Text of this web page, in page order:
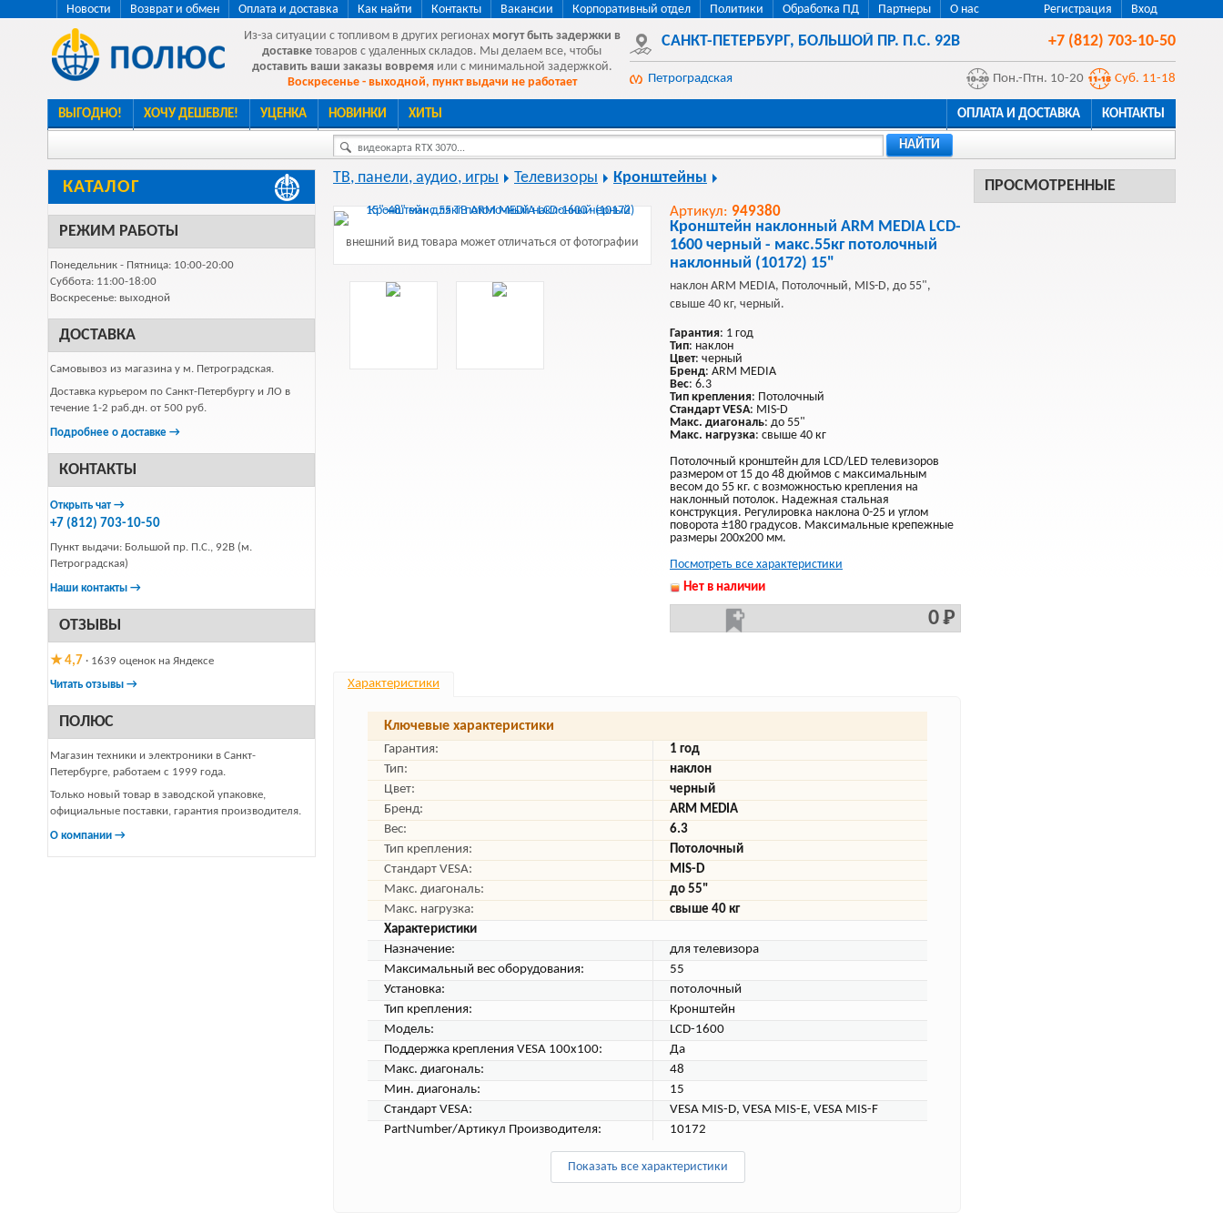
Регистрация Вход
Новости Возврат и обмен Оплата и доставка Как найти Контакты Вакансии Корпоративный отдел Политики Обработка ПД Партнеры
О нас
Из-за ситуации с топливом в других регионах могут быть задержки в
доставке товаров с удаленных складов. Мы делаем все, чтобы
доставить ваши заказы вовремя или с минимальной задержкой.
Воскресенье - выходной, пункт выдачи не работает
САНКТ-ПЕТЕРБУРГ, БОЛЬШОЙ ПР. П.С. 92В +7 (812) 703-10-50
Петроградская Пон.-Птн. 10-20 Суб. 11-18
ВЫГОДНО! ХОЧУ ДЕШЕВЛЕ! УЦЕНКА НОВИНКИ ХИТЫ ОПЛАТА И ДОСТАВКА КОНТАКТЫ
видеокарта RTX 3070... НАЙТИ
КАТАЛОГ
РЕЖИМ РАБОТЫ
Понедельник - Пятница: 10:00-20:00
Суббота: 11:00-18:00
Воскресенье: выходной
ДОСТАВКА
Самовывоз из магазина у м. Петроградская.
Доставка курьером по Санкт-Петербургу и ЛО в
течение 1-2 раб.дн. от 500 руб.
Подробнее о доставке →
КОНТАКТЫ
Открыть чат →
+7 (812) 703-10-50
Пункт выдачи: Большой пр. П.С., 92В (м.
Петроградская)
Наши контакты →
ОТЗЫВЫ
★ 4,7 · 1639 оценок на Яндексе
Читать отзывы →
ПОЛЮС
Магазин техники и электроники в Санкт-
Петербурге, работаем с 1999 года.
Только новый товар в заводской упаковке,
официальные поставки, гарантия производителя.
О компании →
ПРОСМОТРЕННЫЕ
ТВ, панели, аудио, игры Телевизоры Кронштейны
внешний вид товара может отличаться от фотографии
Артикул: 949380
Кронштейн наклонный ARM MEDIA LCD-
1600 черный - макс.55кг потолочный
наклонный (10172) 15"
наклон ARM MEDIA, Потолочный, MIS-D, до 55",
свыше 40 кг, черный.
Гарантия: 1 год
Тип: наклон
Цвет: черный
Бренд: ARM MEDIA
Вес: 6.3
Тип крепления: Потолочный
Стандарт VESA: MIS-D
Макс. диагональ: до 55"
Макс. нагрузка: свыше 40 кг
Потолочный кронштейн для LCD/LED телевизоров
размером от 15 до 48 дюймов с максимальным
весом до 55 кг. с возможностью крепления на
наклонный потолок. Надежная стальная
конструкция. Регулировка наклона 0-25 и углом
поворота ±180 градусов. Максимальные крепежные
размеры 200х200 мм.
Посмотреть все характеристики
Нет в наличии
0 Р
Характеристики
Ключевые характеристики
Гарантия:
1 год
Тип:
наклон
Цвет:
черный
Бренд:
ARM MEDIA
Вес:
6.3
Тип крепления:
Потолочный
Стандарт VESA:
MIS-D
Макс. диагональ:
до 55"
Макс. нагрузка:
свыше 40 кг
Характеристики
Назначение:
для телевизора
Максимальный вес оборудования:
55
Установка:
потолочный
Тип крепления:
Кронштейн
Модель:
LCD-1600
Поддержка крепления VESA 100х100:
Да
Макс. диагональ:
48
Мин. диагональ:
15
Стандарт VESA:
VESA MIS-D, VESA MIS-E, VESA MIS-F
PartNumber/Артикул Производителя:
10172
Показать все характеристики